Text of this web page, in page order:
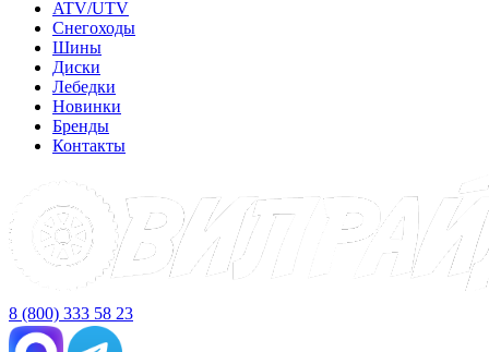
ATV/UTV
Снегоходы
Шины
Диски
Лебедки
Новинки
Бренды
Контакты
8 (800) 333 58 23